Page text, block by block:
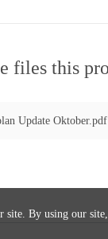
files this
Update Oktober.pdf
By using our